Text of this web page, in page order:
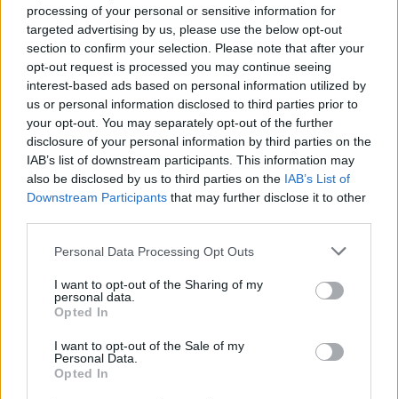
processing of your personal or sensitive information for
targeted advertising by us, please use the below opt-out
section to confirm your selection. Please note that after your
opt-out request is processed you may continue seeing
interest-based ads based on personal information utilized by
us or personal information disclosed to third parties prior to
your opt-out. You may separately opt-out of the further
disclosure of your personal information by third parties on the
IAB’s list of downstream participants. This information may
also be disclosed by us to third parties on the IAB’s List of
Downstream Participants that may further disclose it to other
Please note that this website/app uses one or more Google
not limited to your visit or usage behaviour. You may click to
grant or deny consent to Google and its third-party tags to
use your data for below specified purposes in below Google
consent section.
Personal Data Processing Opt Outs
I want to opt-out of the Sharing of my
personal data.
Opted In
I want to opt-out of the Sale of my
Personal Data.
Opted In
Continua a leggere
LIFESTYLE